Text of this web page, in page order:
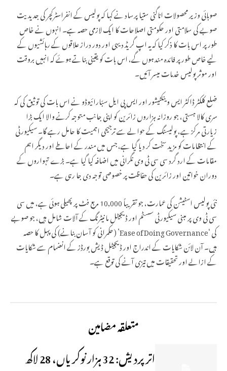
صوبائی وزیر محصولات اناگنی ستیا پرساد نے کہا کہ پولیس کے انفراسٹرکچر کی جدیدیت
صوبے کی سلامتی اور حکومتی اصلاحات کا ایک لازمی حصہ ہے۔ انہوں نے خاص
طور پر اس بات کا ذکر کیا کہ یہ اپ گریڈ دیہی اور دور دراز علاقوں کے رہائشیوں کے
لیے خاص طور پر فائدہ مند ہوں گے، اس بات کو یقینی بناتے ہوئے کہ انہیں بروقت
اور موثر پولیس خدمات میسر آئیں۔
ضلع کلکٹر ڈاکٹر ایس وینکٹیشور اور ایس پی ایل سبّارائیوڈو نے اس بات کی توثیق کی کہ
سری کالا ہستی، جو روزانہ ہزاروں زائرین کو اپنی جانب متوجہ کرنے والا ایک بڑا
زیارتی مرکز ہے، پولیسنگ کے حوالے سے ترجیحی اہمیت کا حامل رہے گا۔ سیکیورٹی
کے انتظامات کو مزید سخت کر دیا گیا ہے، جس میں مندر کے احاطے اور دیگر اہم
مقامات کے ارد گرد سی سی ٹی وی نگرانی میں اضافہ کیا گیا ہے۔ بڑے تہواروں کے
دوران خواتین اور زائرین کی حفاظت پر خصوصی توجہ دی جا رہی ہے۔
نئی پولیس اسٹیشن کی عمارت، جو تقریباً 10,000 مربع فٹ پر پھیلی ہوئی ہے، میں سی
سی ٹی وی پر مبنی سیکیورٹی سسٹم اور ڈیجیٹل مانیٹرنگ کے آلات شامل ہیں، جو صوبے
کی ‘Ease of Doing Governance’ (حکمرانی کو آسان بنانے) کی پہل کا حصہ
ہیں۔ آن لائن شکایات کے اندراج اور ڈیجیٹل ڈیش بورڈز کے انضمام سے شکایات
کے ازالے اور تحقیقات میں تیزی آنے کی توقع ہے۔
متعلقہ مضامین
اتر پردیش: 32 ہزار نوکریاں، 28 لاکھ